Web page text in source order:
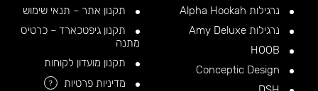
נרגילות Alpha Hookah
נרגילות Amy Deluxe
תקנון אתר – תנאי שימוש
תקנון גיפטכארד – כרטיס
מתנה
תקנון מועדון לקוחות
מדיניות פרטיות
?